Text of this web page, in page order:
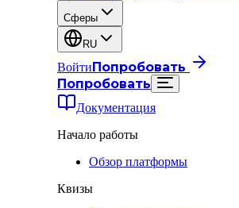
Сферы
RU
ВойтиПопробовать
Попробовать
Документация
Начало работы
Обзор платформы
Квизы